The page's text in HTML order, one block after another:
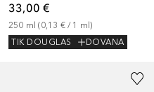
33,00 €
250 ml (0,13 € / 1 ml)
TIK DOUGLAS
DOVANA